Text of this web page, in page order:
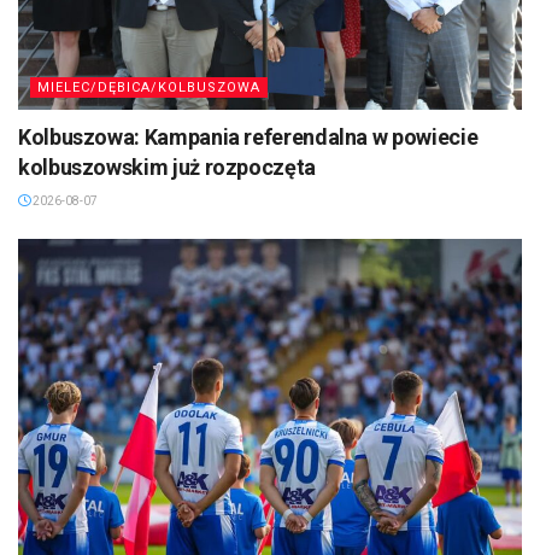
MIELEC/DĘBICA/KOLBUSZOWA
Kolbuszowa: Kampania referendalna w powiecie
kolbuszowskim już rozpoczęta
2026-08-07